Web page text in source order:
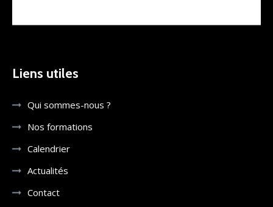
Liens utiles
Qui sommes-nous ?
Nos formations
Calendrier
Actualités
Contact